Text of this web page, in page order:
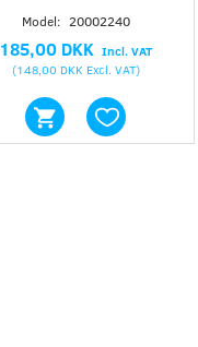
Model: 20002240
185,00 DKK Incl. VAT
(148,00 DKK Excl. VAT)